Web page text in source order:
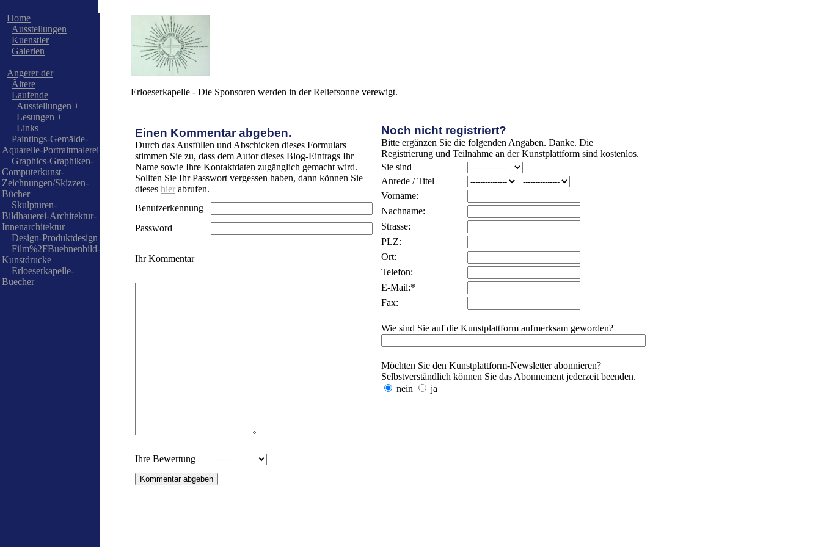
Home
Ausstellungen
Kuenstler
Galerien
Angerer der
Ältere
Laufende
Ausstellungen +
Lesungen +
Links
Paintings-Gemälde-
Aquarelle-Portraitmalerei
Graphics-Graphiken-
Computerkunst-
Zeichnungen/Skizzen-
Bücher
Skulpturen-
Bildhauerei-Architektur-
Innenarchitektur
Design-Produktdesign
Film%2FBuehnenbild-
Kunstdrucke
Erloeserkapelle-
Buecher
Erloeserkapelle - Die Sponsoren werden in der Reliefsonne verewigt.
Einen Kommentar abgeben.
Durch das Ausfüllen und Abschicken dieses Formulars
stimmen Sie zu, dass dem Autor dieses Blog-Eintrags Ihr
Name sowie Ihre Kontaktdaten zugänglich gemacht wird.
Sollten Sie Ihr Passwort vergessen haben, dann können Sie
dieses hier abrufen.
Benutzerkennung
Password
Ihr Kommentar
Ihre Bewertung
Noch nicht registriert?
Bitte ergänzen Sie die folgenden Angaben. Danke. Die
Registrierung und Teilnahme an der Kunstplattform sind kostenlos.
Sie sind
Anrede / Titel
Vorname:
Nachname:
Strasse:
PLZ:
Ort:
Telefon:
E-Mail:*
Fax:
Wie sind Sie auf die Kunstplattform aufmerksam geworden?
Möchten Sie den Kunstplattform-Newsletter abonnieren?
Selbstverständlich können Sie das Abonnement jederzeit beenden.
nein
ja